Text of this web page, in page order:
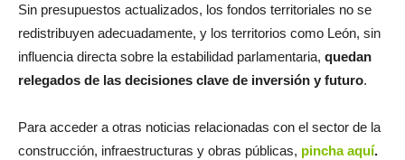
Sin presupuestos actualizados, los fondos territoriales no se
redistribuyen adecuadamente, y los territorios como León, sin
influencia directa sobre la estabilidad parlamentaria, quedan
relegados de las decisiones clave de inversión y futuro.
Para acceder a otras noticias relacionadas con el sector de la
construcción, infraestructuras y obras públicas, pincha aquí.